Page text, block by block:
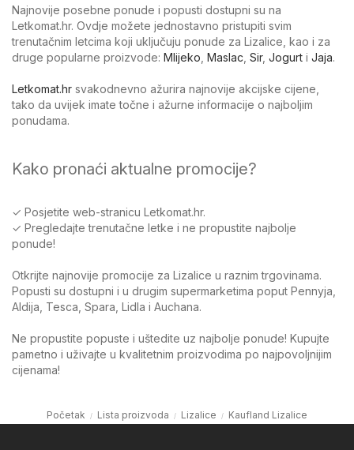
Najnovije posebne ponude i popusti dostupni su na
Letkomat.hr. Ovdje možete jednostavno pristupiti svim
trenutačnim letcima koji uključuju ponude za Lizalice, kao i za
druge popularne proizvode: Mlijeko Maslac Sir, Jogurt i Jaja.
Letkomat.hr svakodnevno ažurira najnovije akcijske cijene,
tako da uvijek imate točne i ažurne informacije o najboljim
ponudama.
Kako pronaći aktualne promocije?
✓ Posjetite web-stranicu Letkomat.hr.
✓ Pregledajte trenutačne letke i ne propustite najbolje
ponude!
Otkrijte najnovije promocije za Lizalice u raznim trgovinama.
Popusti su dostupni i u drugim supermarketima poput Pennyja,
Aldija, Tesca, Spara, Lidla i Auchana.
Ne propustite popuste i uštedite uz najbolje ponude! Kupujte
pametno i uživajte u kvalitetnim proizvodima po najpovoljnijim
cijenama!
Početak Lista proizvoda Lizalice Kaufland Lizalice